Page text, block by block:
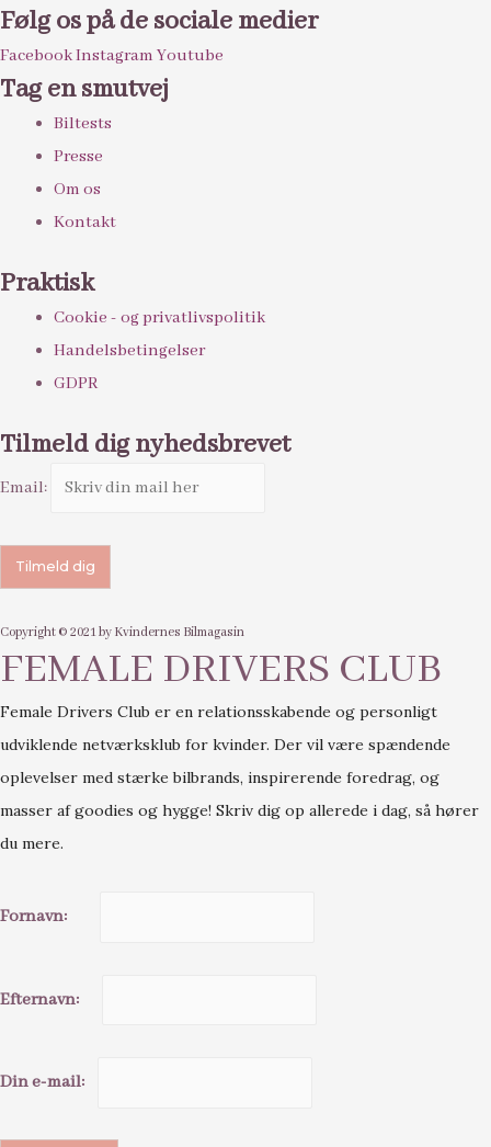
Følg os på de sociale medier
FacebookInstagram Youtube
Tag en smutvej
Biltests
Presse
Om os
Kontakt
Praktisk
Cookie - og privatlivspolitik
Handelsbetingelser
GDPR
Tilmeld dig nyhedsbrevet
Email:
Copyright © 2021 by Kvindernes Bilmagasin
FEMALE DRIVERS CLUB
Female Drivers Club er en relationsskabende og personligt
udviklende netværksklub for kvinder. Der vil være spændende
oplevelser med stærke bilbrands, inspirerende foredrag, og
masser af goodies og hygge! Skriv dig op allerede i dag, så hører
du mere.
Fornavn:
Efternavn:
Din e-mail: